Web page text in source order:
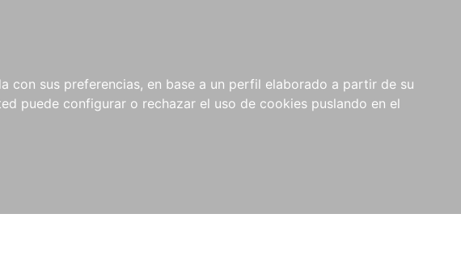
sus preferencias, en base a un perfil elaborado a partir de su
puede configurar o rechazar el uso de cookies puslando en el
NOVEDADES NOTICIAS
COMPRAS
INSTITUCIONALES